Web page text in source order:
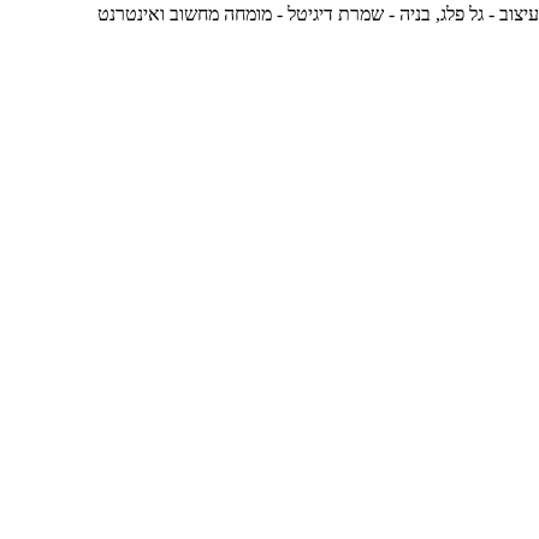
עיצוב - גל פלג, בניה - שמרת דיגיטל - מומחה מחשוב ואינטרנט